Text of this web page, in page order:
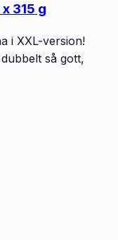
315 g
i XXL-version!
så gott,